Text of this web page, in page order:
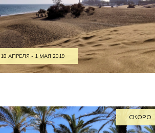
18 АПРЕЛЯ - 1 МАЯ 2019
СКОРО